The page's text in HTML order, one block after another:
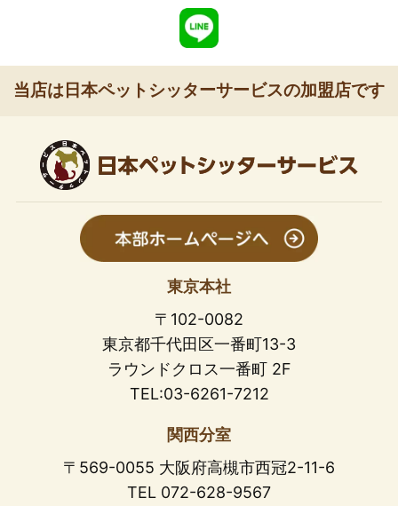
当店は日本ペットシッターサービスの加盟店です
東京本社
〒102-0082
東京都千代田区一番町13-3
ラウンドクロス一番町 2F
TEL:03-6261-7212
関西分室
〒569-0055 大阪府高槻市西冠2-11-6
TEL 072-628-9567